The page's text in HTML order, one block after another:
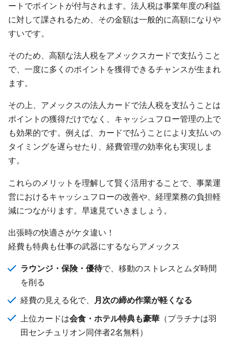
ートでポイントが付与されます。法人税は事業年度の利益
に対して課されるため、その金額は一般的に高額になりや
すいです。
そのため、高額な法人税をアメックスカードで支払うこと
で、一度に多くのポイントを獲得できるチャンスが生まれ
ます。
その上、アメックスの法人カードで法人税を支払うことは
ポイントの獲得だけでなく、キャッシュフロー管理の上で
も効果的です。例えば、カードで払うことにより支払いの
タイミングを遅らせたり、経費管理の効率化も実現しま
す。
これらのメリットを理解して賢く活用することで、事業運
営におけるキャッシュフローの改善や、経理業務の負担軽
減につながります。早速見ていきましょう。
出張時の快適さがケタ違い！
経費も特典も仕事の武器にするならアメックス
ラウンジ・保険・優待で、移動のストレスとムダ時間
を削る
経費の見える化で、
月次の締め作業が軽くなる
上位カードは会食・ホテル特典も豪華 （プラチナは羽
田センチュリオン同伴者2名無料）